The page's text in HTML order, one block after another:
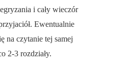
i cały wieczór
Ewentualnie
na czytanie tej samej
2-3 rozdziały.